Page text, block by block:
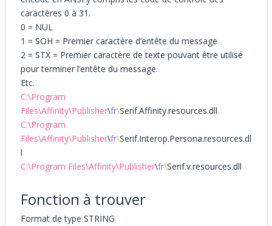
caractères 0 à 31.
0 = NUL
1 = SOH = Premier caractère d’entête du message
2 = STX = Premier caractère de texte pouvant être utilisé
pour terminer l’entête du message.
Etc.
C:\Program
Files\Affinity\Publisher\fr\Serif.Affinity.resources.dll
C:\Program
Files\Affinity\Publisher\fr\Serif.Interop.Persona.resources.dl
l
C:\Program Files\Affinity\Publisher\fr\Serif.v.resources.dll
Fonction à trouver
Format de type STRING